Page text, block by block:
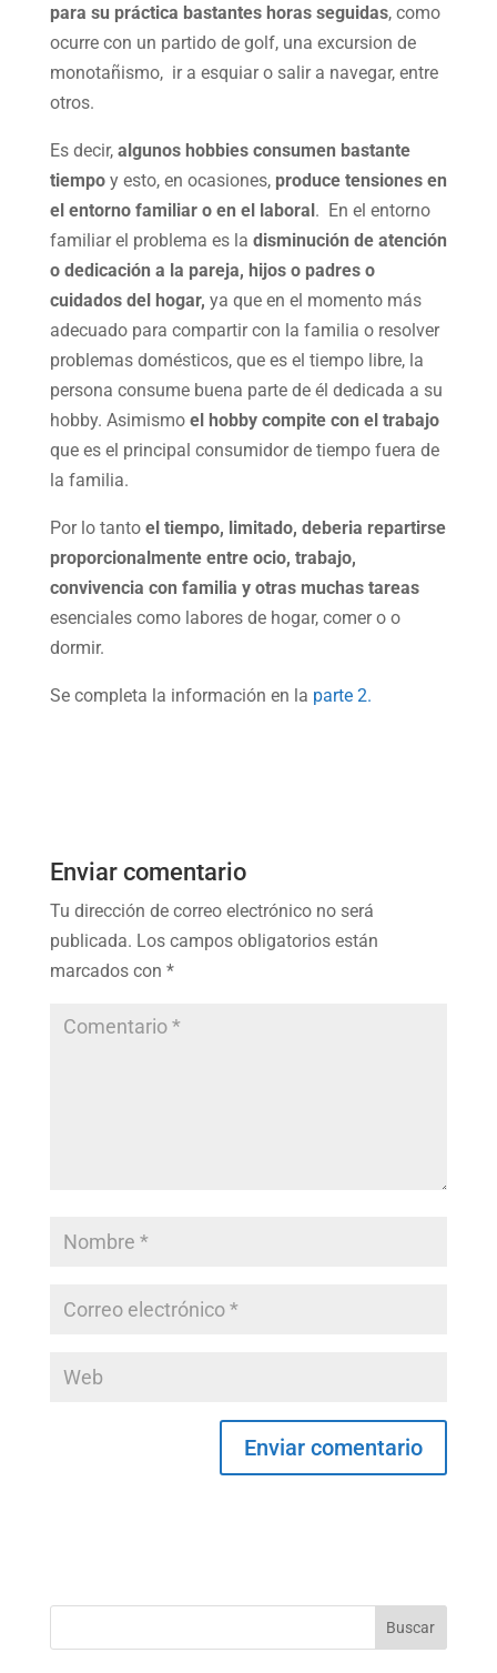
para su práctica bastantes horas seguidas, como
ocurre con un partido de golf, una excursion de
monotañismo, ir a esquiar o salir a navegar, entre
otros.
Es decir, algunos hobbies consumen bastante
tiempoy esto, en ocasiones, produce tensiones en
el entorno familiar o en el laboral. En el entorno
familiar el problema es la disminución de atención
o dedicación a la pareja, hijos o padres o
cuidados del hogar, ya que en el momento más
adecuado para compartir con la familia o resolver
problemas domésticos, que es el tiempo libre, la
persona consume buena parte de él dedicada a su
hobby. Asimismoel hobby compite con el trabajo
que es el principal consumidor de tiempo fuera de
la familia.
Por lo tanto el tiempo, limitado, deberia repartirse
proporcionalmente entre ocio, trabajo,
convivencia con familia y otras muchas tareas
esenciales como labores de hogar, comer o o
dormir.
Se completa la información en la parte 2.
Enviar comentario
Tu dirección de correo electrónico no será
publicada. Los campos obligatorios están
marcados con *